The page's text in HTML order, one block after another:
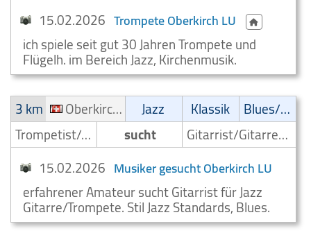
15.02.2026 Trompete Oberkirch LU
ich spiele seit gut 30 Jahren Trompete und
Flügelh. im Bereich Jazz, Kirchenmusik.
3 km
Oberkirch LU Jazz Klassik
Blues/Swing
Trompetist/Trompeter
sucht
Gitarrist/Gitarrenspieler
15.02.2026 Musiker gesucht Oberkirch LU
erfahrener Amateur sucht Gitarrist für Jazz
Gitarre/Trompete. Stil Jazz Standards, Blues.